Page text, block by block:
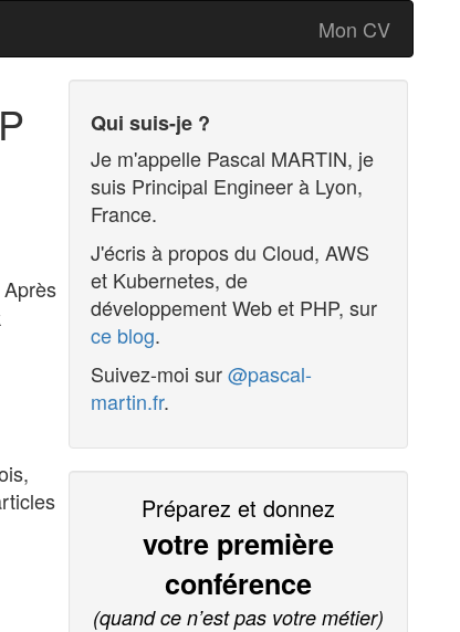
Mon CV
Après
Qui suis-je ?
Je m'appelle Pascal MARTIN, je
suis Principal Engineerà Lyon,
France.
J'écris à propos du Cloud, AWS
et Kubernetes, de
développement Web et PHP, sur
ce blog.
Suivez-moi sur@pascal-
martin.fr.
Préparez et donnez
votre première
conférence
(quand ce n’est pas votre métier)